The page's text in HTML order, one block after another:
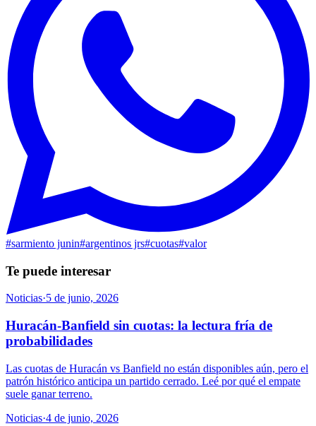
#sarmiento junin#argentinos jrs#cuotas#valor
Te puede interesar
Noticias·5 de junio, 2026
Huracán-Banfield sin cuotas: la lectura fría de
probabilidades
Las cuotas de Huracán vs Banfield no están disponibles aún, pero el
patrón histórico anticipa un partido cerrado. Leé por qué el empate
suele ganar terreno.
Noticias·4 de junio, 2026